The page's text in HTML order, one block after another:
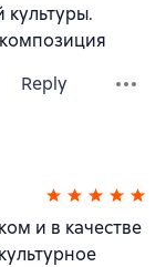
Reply
и в качестве